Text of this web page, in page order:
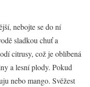
nebojte se do ní
sladkou chuť a
citrusy, což je oblíbená
a lesní plody. Pokud
nebo mango. Svěžest